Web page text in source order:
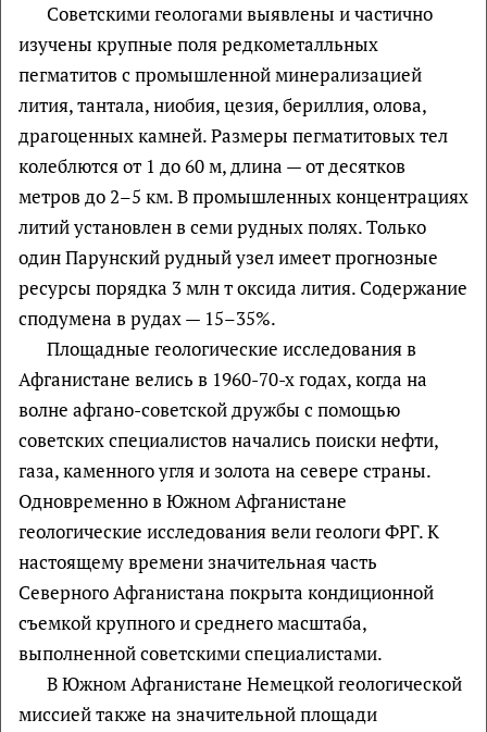
Советскими геологами выявлены и частично
изучены крупные поля редкометалльных
пегматитов с промышленной минерализацией
лития, тантала, ниобия, цезия, бериллия, олова,
драгоценных камней. Размеры пегматитовых тел
колеблются от 1 до 60 м, длина — от десятков
метров до 2–5 км. В промышленных концентрациях
литий установлен в семи рудных полях. Только
один Парунский рудный узел имеет прогнозные
ресурсы порядка 3 млн т оксида лития. Содержание
сподумена в рудах — 15–35%.
Площадные геологические исследования в
Афганистане велись в 1960-70-х годах, когда на
волне афгано-советской дружбы с помощью
советских специалистов начались поиски нефти,
газа, каменного угля и золота на севере страны.
Одновременно в Южном Афганистане
геологические исследования вели геологи ФРГ. К
настоящему времени значительная часть
Северного Афганистана покрыта кондиционной
съемкой крупного и среднего масштаба,
выполненной советскими специалистами.
В Южном Афганистане Немецкой геологической
миссией также на значительной площади